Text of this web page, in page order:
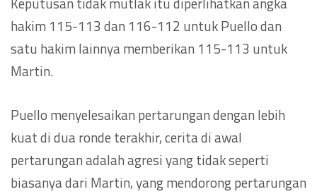
hakim 115-113 dan 116-112 untuk Puello dan
satu hakim lainnya memberikan 115-113 untuk
Martin.
Puello menyelesaikan pertarungan dengan lebih
kuat di dua ronde terakhir, cerita di awal
pertarungan adalah agresi yang tidak seperti
biasanya dari Martin, yang mendorong pertarungan